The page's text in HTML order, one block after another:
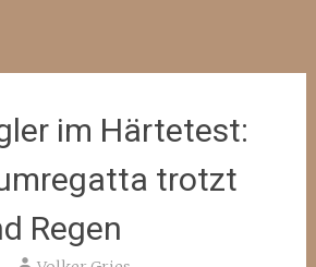
im Härtetest:
trotzt
Regen